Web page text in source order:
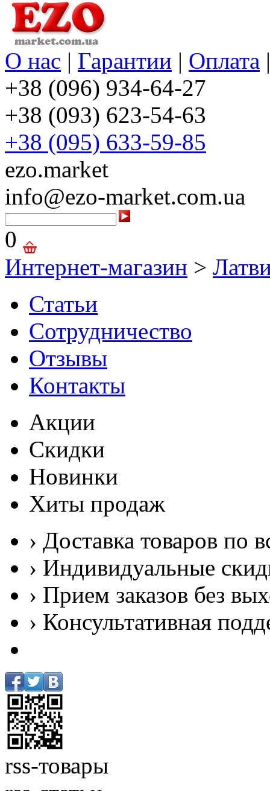
О нас | Гарантии | Оплата
+38 (096) 934-64-27
+38 (093) 623-54-63
+38 (095) 633-59-85
ezo.market
info@ezo-market.com.ua
0
Интернет-магазин >
Статьи
Сотрудничество
Отзывы
Контакты
Акции
Скидки
Новинки
Хиты продаж
› Доставка товаров по
› Индивидуальные
› Прием заказов без
› Консультативная
rss-товары